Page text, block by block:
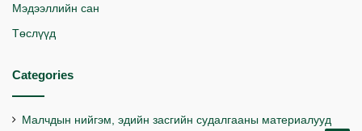
Мэдээллийн сан
Төслүүд
Categories
Малчдын нийгэм, эдийн засгийн судалгааны материалууд